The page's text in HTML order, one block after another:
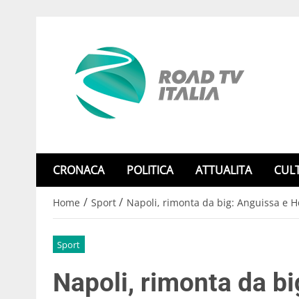
CRONACA POLITICA ATTUALITA
Home / Sport / Napoli, rimonta da big: Anguissa e
Sport
Napoli, rimonta da